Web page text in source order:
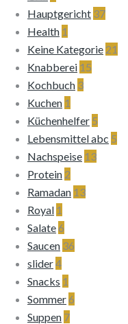
Hauptgericht 37
Health 1
Keine Kategorie 21
Knabberei 15
Kochbuch 3
Kuchen 1
Küchenhelfer 5
Lebensmittel abc 5
Nachspeise 13
Protein 2
Ramadan 13
Royal 1
Salate6
Saucen 36
slider4
Snacks 1
Sommer6
Suppen 7